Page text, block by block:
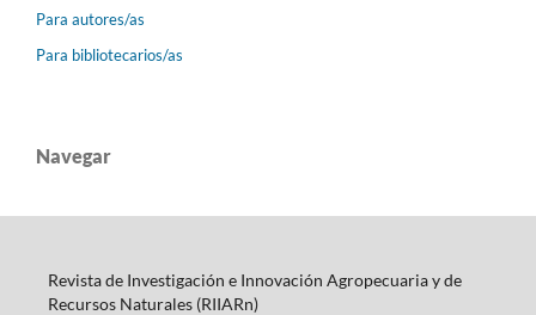
Para autores/as
Para bibliotecarios/as
Navegar
Revista de Investigación e Innovación Agropecuaria y de
Recursos Naturales (RIIARn)